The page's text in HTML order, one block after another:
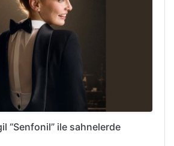
“Senfonil” ile sahnelerde